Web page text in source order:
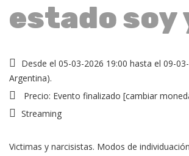
estado soy
Desde el 05-03-2026 19:00 hasta el 09-
Argentina).
Precio: Evento finalizado [cambiar
Streaming
Victimas y narcisistas. Modos de